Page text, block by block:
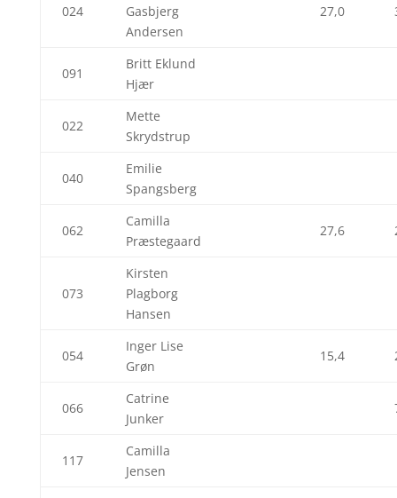
024
Gasbjerg
Andersen
27,0
091
Britt Eklund
Hjær
022
Mette
Skrydstrup
040
Emilie
Spangsberg
062
Camilla
Præstegaard
27,6
073
Kirsten
Plagborg
Hansen
054
Inger Lise
Grøn
15,4
066
Catrine
Junker
117
Camilla
Jensen